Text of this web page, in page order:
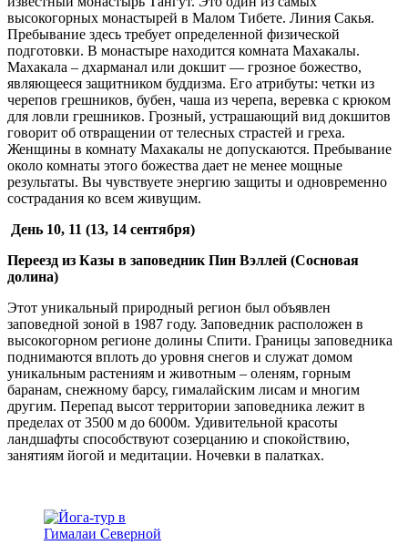
высокогорных монастырей в Малом Тибете. Линия Сакья.
Пребывание здесь требует определенной физической
подготовки. В монастыре находится комната Махакалы.
Махакала – дхарманал или докшит — грозное божество,
являющееся защитником буддизма. Его атрибуты: четки из
черепов грешников, бубен, чаша из черепа, веревка с крюком
для ловли грешников. Грозный, устрашающий вид докшитов
говорит об отвращении от телесных страстей и греха.
Женщины в комнату Махакалы не допускаются. Пребывание
около комнаты этого божества дает не менее мощные
результаты. Вы чувствуете энергию защиты и одновременно
сострадания ко всем живущим.
День 10, 11 (13, 14 сентября)
Переезд из Казы в заповедник Пин Вэллей (Сосновая
долина)
Этот уникальный природный регион был объявлен
заповедной зоной в 1987 году. Заповедник расположен в
высокогорном регионе долины Спити. Границы заповедника
поднимаются вплоть до уровня снегов и служат домом
уникальным растениям и животным – оленям, горным
баранам, снежному барсу, гималайским лисам и многим
другим. Перепад высот территории заповедника лежит в
пределах от 3500 м до 6000м. Удивительной красоты
ландшафты способствуют созерцанию и спокойствию,
занятиям йогой и медитации. Ночевки в палатках.